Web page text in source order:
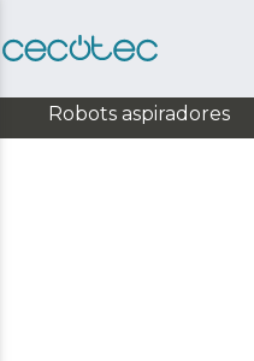
Robots aspiradores